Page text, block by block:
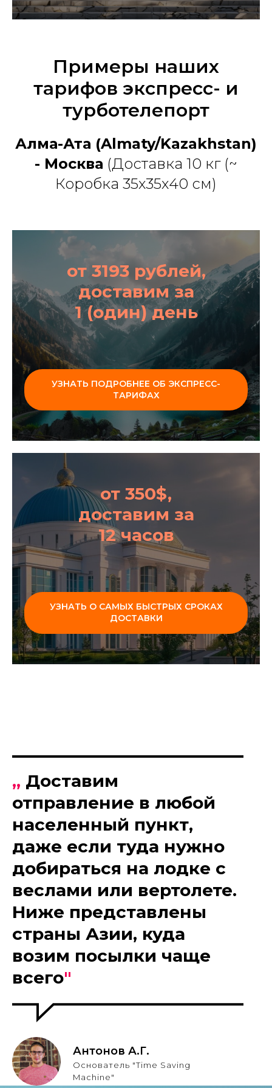
Примеры наших
тарифов экспресс- и
турботелепорт
Алма-Ата (Almaty/Kazakhstan)
- Москва (Доставка 10 кг (~
Коробка 35х35х40 см)
от 3193 рублей,
доставим за
1 (один) день
УЗНАТЬ ПОДРОБНЕЕ ОБ ЭКСПРЕСС-
ТАРИФАХ
от 350$,
доставим за
12 часов
УЗНАТЬ О САМЫХ БЫСТРЫХ СРОКАХ
ДОСТАВКИ
„ Доставим
отправление в любой
населенный пункт,
даже если туда нужно
добираться на лодке с
веслами или вертолете.
Ниже представлены
страны Азии, куда
возим посылки чаще
всего"
Антонов А.Г.
Основатель "Time Saving
Machine"